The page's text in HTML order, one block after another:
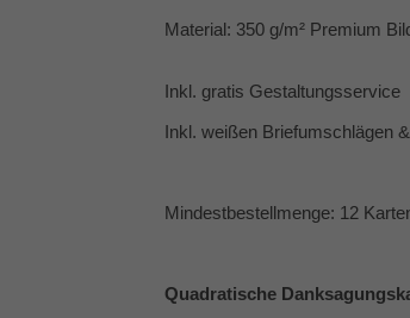
Material: 350 g/m² Premium
Inkl. gratis Gestaltungsservice
Inkl. weißen Briefumschlägen
Mindestbestellmenge: 12
Quadratische